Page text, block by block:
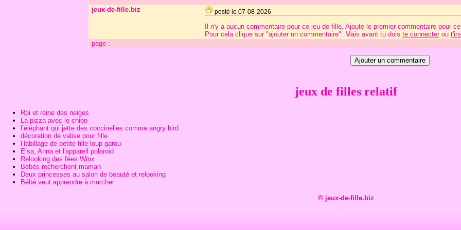
jeux-de-fille.biz posté le 07-08-2026
Il n'y a aucun commentaire pour ce jeu de fille. Ajoute le premier commentaire pour
Pour cela clique sur "ajouter un commentaire". Mais avant tu dois te connecterou
page :
jeux de filles relatif
Roi et reine des neiges
La pizza avec le chien
l’éléphant qui jette des coccinelles comme angry bird
décoration de valise pour fille
Habillage de petite fille loup garou
Elsa, Anna et l'appareil polaroid
Relooking des fées Winx
Bébés recherchent maman
Deux princesses au salon de beauté et relooking
Bébé veut apprendre à marcher
© jeux-de-fille.biz